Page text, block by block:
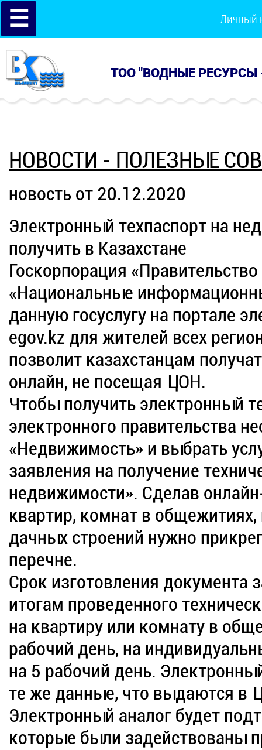
☰ Личный
ТОО "ВОДНЫЕ РЕСУРСЫ
НОВОСТИ - ПОЛЕЗНЫЕ
новость от 20.12.2020
Электронный техпаспорт на
получить в Казахстане
Госкорпорация
«Национальные
данную госуслугу на портале
egov.kz для жителей всех
позволит казахстанцам
онлайн, не посещая ЦОН.
Чтобы получить электронный
электронного правительства
«Недвижимость» и выбрать
заявления на получение
недвижимости». Сделав
квартир, комнат в
дачных строений нужно
перечне.
Срок изготовления документа
итогам проведенного
на квартиру или комнату в
рабочий день, на
на 5 рабочий день.
те же данные, что выдаются в
Электронный аналог будет
которые были задействованы